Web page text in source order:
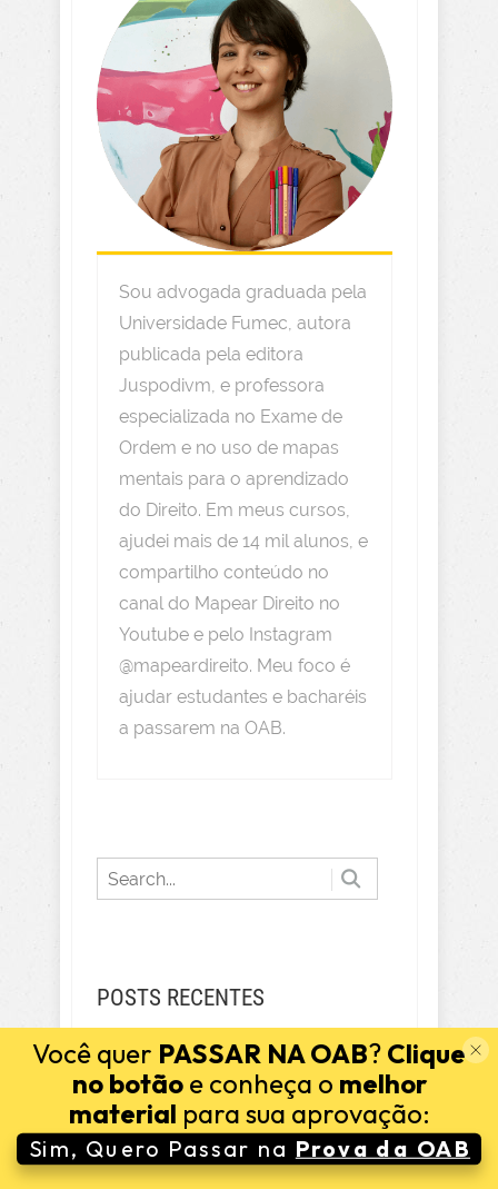
Sou advogada graduada pela
Universidade Fumec, autora
publicada pela editora
Juspodivm, e professora
especializada no Exame de
Ordem e no uso de mapas
mentais para o aprendizado
do Direito. Em meus cursos,
ajudei mais de 14 mil alunos, e
compartilho conteúdo no
canal do Mapear Direito no
Youtube e pelo Instagram
@mapeardireito. Meu foco é
ajudar estudantes e bacharéis
a passarem na OAB.
POSTS RECENTES
Roubo Próprio: Núcleo do Tipo –
Desvendando Ações Criminosas
Você quer PASSAR NA OAB? Clique
no botãoe conheça o melhor
material para sua aprovação:
Sim, Quero Passar na Prova da OAB